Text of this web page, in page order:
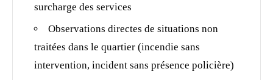
surcharge des services
Observations directes de situations non
traitées dans le quartier (incendie sans
intervention, incident sans présence policière)